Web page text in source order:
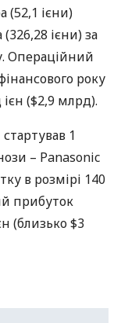
(52,1 ієни)
ієни) за
Операційний
року
ієн ($2,9 млрд).
1
– Panasonic
в розмірі 140
прибуток
(близько $3